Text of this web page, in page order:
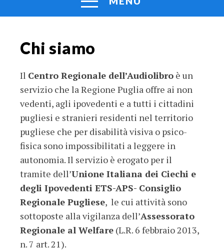
Chi siamo
Il Centro Regionale dell’Audiolibro è un
servizio che la Regione Puglia offre ai non
vedenti, agli ipovedenti e a tutti i cittadini
pugliesi e stranieri residenti nel territorio
pugliese che per disabilità visiva o psico-
fisica sono impossibilitati a leggere in
autonomia. Il servizio è erogato per il
tramite dell’Unione Italiana dei Ciechi e
degli Ipovedenti ETS-APS- Consiglio
Regionale Pugliese, le cui attività sono
sottoposte alla vigilanza dell’Assessorato
Regionale al Welfare (L.R. 6 febbraio 2013,
n. 7 art. 21).